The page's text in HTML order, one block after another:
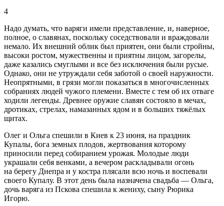
4
Надо думать, что варяги имели представление, и, наверное,
полное, о славянах, поскольку соседствовали и враждовали
немало. Их внешний облик был приятен, они были стройны,
высоки ростом, мужественны и приятны лицом, загорелы,
даже казались смуглыми и все без исключения были русые.
Однако, они не утруждали себя заботой о своей наружности.
Неопрятными, в грязи могли показаться в многочисленных
собраниях людей чужого племени. Вместе с тем об их отваге
ходили легенды. Древнее оружие славян состояло в мечах,
дротиках, стрелах, намазанных ядом и в больших тяжёлых
щитах.
Олег и Ольга спешили в Киев к 23 июня, на праздник
Купалы, бога земных плодов, жертвования которому
приносили перед собиранием урожая. Молодые люди
украшали себя венками, а вечером раскладывали огонь
на берегу Днепра и у костра плясали всю ночь и воспевали
своего Купалу. В этот день была назначена свадьба — Ольга,
дочь варяга из Пскова спешила к жениху, сыну Рюрика
Игорю.